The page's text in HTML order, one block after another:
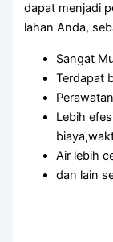
dapat menjadi
lahan Anda,
Sangat
Terdapat
Lebih
Air lebih
dan lain